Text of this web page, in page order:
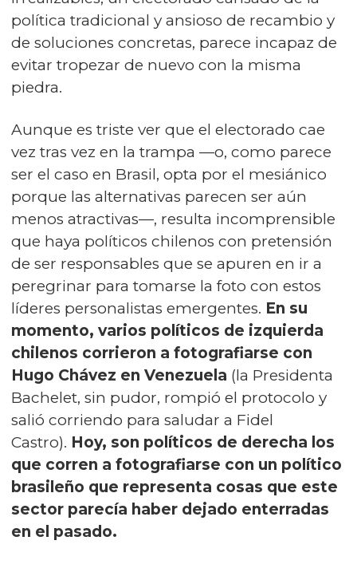
política tradicional y ansioso de recambio y
de soluciones concretas, parece incapaz de
evitar tropezar de nuevo con la misma
piedra.
Aunque es triste ver que el electorado cae
vez tras vez en la trampa —o, como parece
ser el caso en Brasil, opta por el mesiánico
porque las alternativas parecen ser aún
menos atractivas—, resulta incomprensible
que haya políticos chilenos con pretensión
de ser responsables que se apuren en ir a
peregrinar para tomarse la foto con estos
líderes personalistas emergentes. En su
momento, varios políticos de izquierda
chilenos corrieron a fotografiarse con
Hugo Chávez en Venezuela (la Presidenta
Bachelet, sin pudor, rompió el protocolo y
salió corriendo para saludar a Fidel
Castro). Hoy, son políticos de derecha los
que corren a fotografiarse con un político
brasileño que representa cosas que este
sector parecía haber dejado enterradas
en el pasado.